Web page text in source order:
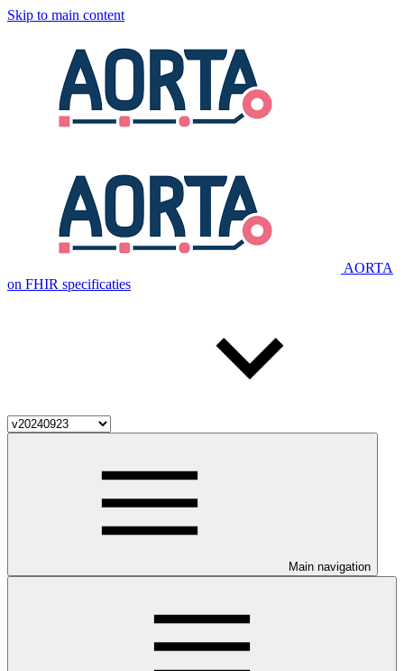
Skip to main content
AORTA
on FHIR specificaties
Main navigation